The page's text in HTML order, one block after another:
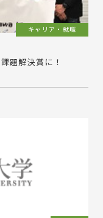
キャリア・就職
題解決賞に！